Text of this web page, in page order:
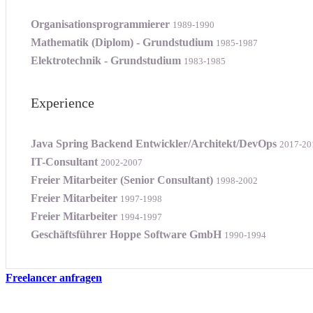
Organisationsprogrammierer 1989-1990
Mathematik (Diplom) - Grundstudium 1985-1987
Elektrotechnik - Grundstudium 1983-1985
Experience
Java Spring Backend Entwickler/Architekt/DevOps 2017-
IT-Consultant 2002-2007
Freier Mitarbeiter (Senior Consultant) 1998-2002
Freier Mitarbeiter 1997-1998
Freier Mitarbeiter 1994-1997
Geschäftsführer Hoppe Software GmbH 1990-1994
Freelancer anfragen